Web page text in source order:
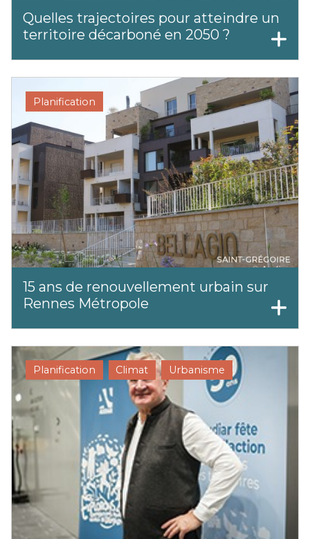
Quelles trajectoires pour atteindre un
territoire décarboné en 2050 ?
Planification
15 ans de renouvellement urbain sur
Rennes Métropole
Planification Climat Urbanisme